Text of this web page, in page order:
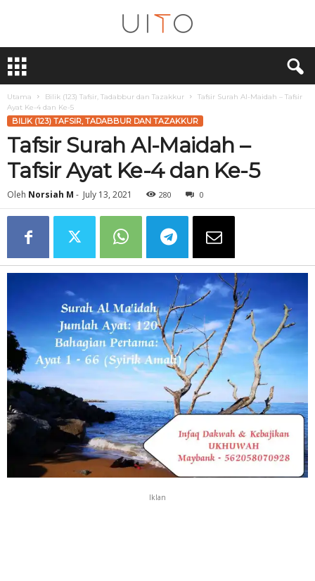
T
Utama Bilik (123) Tafsir, Tadabbur dan Tazakkur
Tafsir Surah Al-Maidah – Tafsir
Ayat Ke-4 dan Ke-5
BILIK (123) TAFSIR, TADABBUR DAN TAZAKKUR
Tafsir Surah Al-Maidah –
Tafsir Ayat Ke-4 dan Ke-5
Oleh Norsiah M - July 13, 2021 280 0
Iklan